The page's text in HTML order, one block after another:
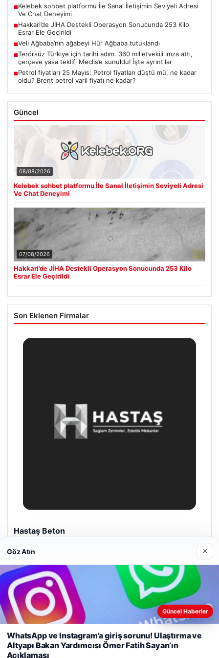
■Kelebek sohbet platformu İle Sanal İletişimin Seviyeli Adresi
Ve Chat Deneyimi
■Hakkari’de JİHA Destekli Operasyon Sonucunda 253 Kilo
Esrar Ele Geçirildi
■Veli Ağbaba’nın ağabeyi Hür Ağbaba tutuklandı
■Terörsüz Türkiye için tarihi adım. 360 milletvekili imza attı,
çerçeve yasa teklifi Meclis’e sunuldu! İşte ayrıntılar
■Petrol fiyatları 25 Mayıs: Petrol fiyatları düştü mü, ne kadar
oldu? Brent petrol varil fiyatı ne kadar?
Güncel
08/08/2026
Kelebek sohbet platformu İle Sanal İletişimin Seviyeli Adresi
Ve Chat Deneyimi
07/08/2026
Hakkari’de JİHA Destekli Operasyon Sonucunda 253 Kilo
Esrar Ele Geçirildi
Son Eklenen Firmalar
Hastaş Beton
© 2026 Haber Tam – Güncel Haberler
deneyiminizi kişiselleştirmek ve geliştirmek amacıyla çerezler
kullanıyoruz.Çerez Politikamız
Göz Atın ×
Güncel Haberler
WhatsApp ve Instagram’a giriş sorunu! Ulaştırma ve
Altyapı Bakan Yardımcısı Ömer Fatih Sayan’ın
Açıklaması
malta dil okulları|lemagrup.com.tr